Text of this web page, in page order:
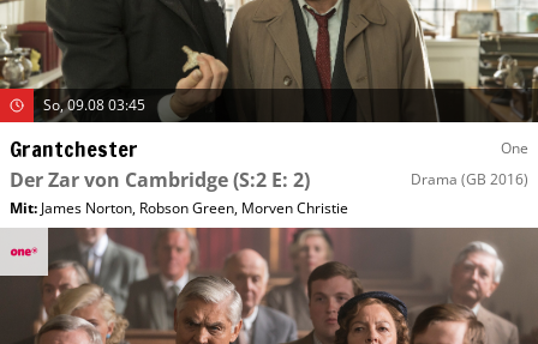
So, 09.08 03:45
Grantchester One
Der Zar von Cambridge(S:2 E: 2) Drama (GB 2016)
Mit: James Norton, Robson Green, Morven Christie